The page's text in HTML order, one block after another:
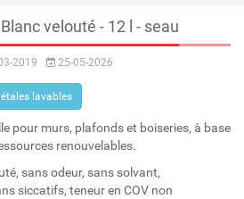
velouté - 12 l - seau
2019 25-05-2026
lavables
pour murs, plafonds et boiseries, à base
renouvelables.
sans odeur, sans solvant,
siccatifs, teneur en COV non